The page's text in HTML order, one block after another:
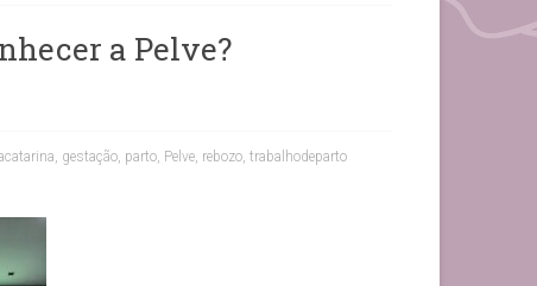
a Pelve?
, gestação, parto, Pelve, rebozo, trabalhodeparto